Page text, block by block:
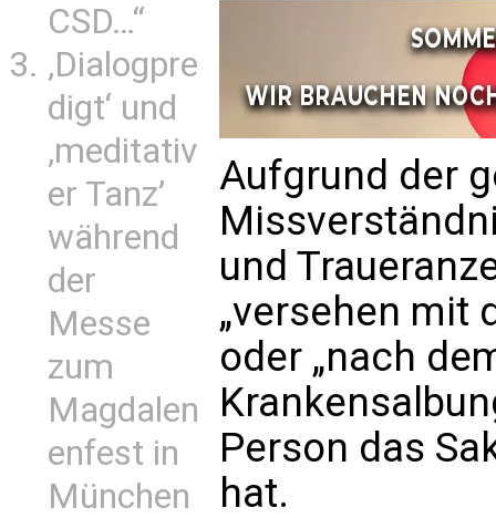
CSD…“
‚Dialogpre
digt‘ und
‚meditativ
er Tanz’
während
der
Messe
zum
Magdalen
enfest in
München
Aufgrund der
und
„versehen mit
oder „nach
Person das
hat.